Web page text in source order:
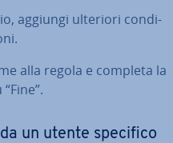
aggiungi ulteriori con­di­
alla regola e completa la
un utente specifico